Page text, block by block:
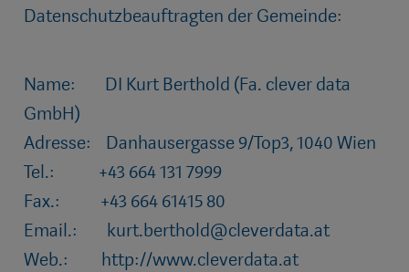
Datenschutzbeauftragten der Gemeinde:
Name: DI Kurt Berthold (Fa. clever data
GmbH)
Adresse: Danhausergasse 9/Top3, 1040 Wien
Tel.: +43 664 131 7999
Fax.: +43 664 61415 80
Email.: kurt.berthold@cleverdata.at
Web.: http://www.cleverdata.at